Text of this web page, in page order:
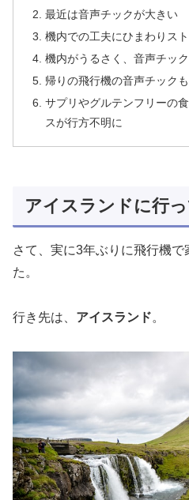
最近は音声チックが大きい
機内での工夫にひまわりス
機内がうるさく、音声チッ
帰りの飛行機の音声チック
サプリやグルテンフリーの
スが行方不明に
アイスランドに行
さて、実に3年ぶりに飛行機
た。
行き先は、 アイスランド。